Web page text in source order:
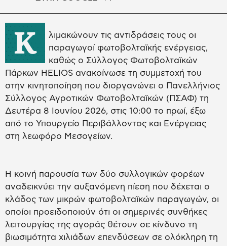
Κ
λιμακώνουν τις αντιδράσεις τους οι
παραγωγοί φωτοβολταϊκής ενέργειας,
καθώς ο Σύλλογος Φωτοβολταϊκών
Πάρκων HELIOS ανακοίνωσε τη συμμετοχή του
στην κινητοποίηση που διοργανώνει ο Πανελλήνιος
Σύλλογος Αγροτικών Φωτοβολταϊκών (ΠΣΑΦ) τη
Δευτέρα 8 Ιουνίου 2026, στις 10:00 το πρωί, έξω
από το Υπουργείο Περιβάλλοντος και Ενέργειας
στη λεωφόρο Μεσογείων.
Η κοινή παρουσία των δύο συλλογικών φορέων
αναδεικνύει την αυξανόμενη πίεση που δέχεται ο
κλάδος των μικρών φωτοβολταϊκών παραγωγών, οι
οποίοι προειδοποιούν ότι οι σημερινές συνθήκες
λειτουργίας της αγοράς θέτουν σε κίνδυνο τη
βιωσιμότητα χιλιάδων επενδύσεων σε ολόκληρη τη